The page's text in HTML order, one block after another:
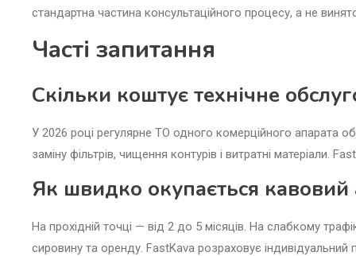
стандартна частина консультаційного процесу, а не
Часті запитання
Скільки коштує технічне
У 2026 році регулярне ТО одного комерційного апарата
заміну фільтрів, чищення контурів і витратні матеріали.
Як швидко окупається кавовий
На прохідній точці — від 2 до 5 місяців. На слабкому
сировину та оренду. FastKava розраховує